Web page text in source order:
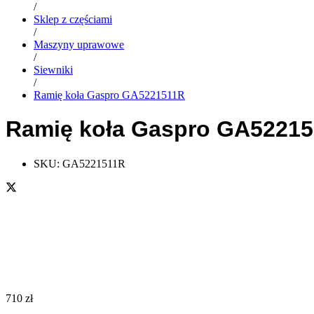
/
Sklep z częściami
/
Maszyny uprawowe
/
Siewniki
/
Ramię koła Gaspro GA5221511R
Ramię koła Gaspro
SKU: GA5221511R
710 zł